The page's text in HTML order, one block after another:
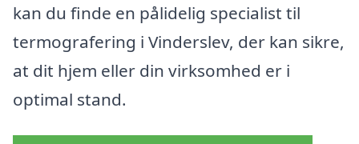
kan du finde en pålidelig specialist til
termografering i Vinderslev, der kan sikre,
at dit hjem eller din virksomhed er i
optimal stand.